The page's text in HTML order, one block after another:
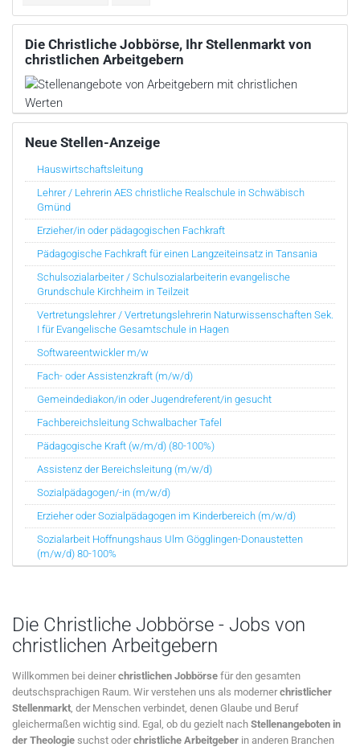
Die Christliche Jobbörse, Ihr Stellenmarkt von
christlichen Arbeitgebern
Neue Stellen-Anzeige
Hauswirtschaftsleitung
Lehrer / Lehrerin AES christliche Realschule in Schwäbisch
Gmünd
Erzieher/in oder pädagogischen Fachkraft
Pädagogische Fachkraft für einen Langzeiteinsatz in Tansania
Schulsozialarbeiter / Schulsozialarbeiterin evangelische
Grundschule Kirchheim in Teilzeit
Vertretungslehrer / Vertretungslehrerin Naturwissenschaften Sek.
I für Evangelische Gesamtschule in Hagen
Softwareentwickler m/w
Fach- oder Assistenzkraft (m/w/d)
Gemeindediakon/in oder Jugendreferent/in gesucht
Fachbereichsleitung Schwalbacher Tafel
Pädagogische Kraft (w/m/d) (80-100%)
Assistenz der Bereichsleitung (m/w/d)
Sozialpädagogen/-in (m/w/d)
Erzieher oder Sozialpädagogen im Kinderbereich (m/w/d)
Sozialarbeit Hoffnungshaus Ulm Gögglingen-Donaustetten
(m/w/d) 80-100%
Die Christliche Jobbörse - Jobs von
christlichen Arbeitgebern
Willkommen bei deinerchristlichen Jobbörse für den gesamten
deutschsprachigen Raum. Wir verstehen uns als modernerchristlicher
Stellenmarkt , der Menschen verbindet, denen Glaube und Beruf
gleichermaßen wichtig sind. Egal, ob du gezielt nach Stellenangeboten in
der Theologie suchst oderchristliche Arbeitgeber in anderen Branchen